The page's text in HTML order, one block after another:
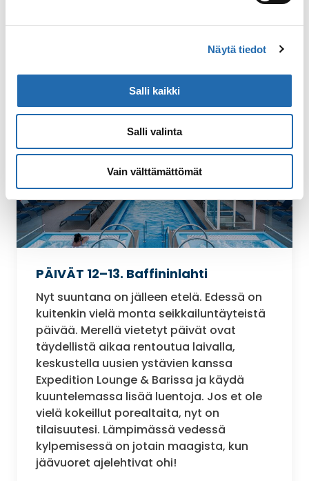
Näytä tiedot
Salli kaikki
Salli valinta
Vain välttämättömät
sarvivalaat, maitovalaat ja ehkä jopa
PÄIVÄT 12–13. Baffininlahti
Nyt suuntana on jälleen etelä. Edessä on
kuitenkin vielä monta seikkailuntäyteistä
päivää. Merellä vietetyt päivät ovat
täydellistä aikaa rentoutua laivalla,
keskustella uusien ystävien kanssa
Expedition Lounge & Barissa ja käydä
kuuntelemassa lisää luentoja. Jos et ole
vielä kokeillut porealtaita, nyt on
tilaisuutesi. Lämpimässä vedessä
kylpemisessä on jotain maagista, kun
jäävuoret ajelehtivat ohi!